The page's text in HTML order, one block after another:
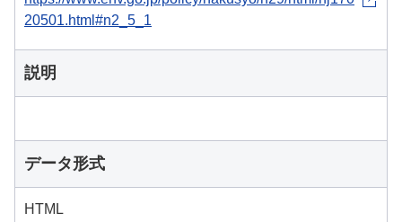
20501.html#n2_5_1
説明
データ形式
HTML